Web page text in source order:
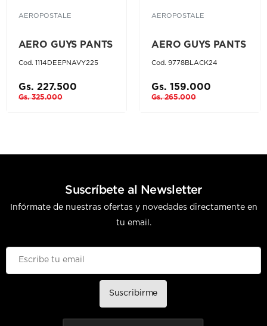
AEROPOSTALE
AERO GUYS PANTS
Cod. 1114DEEPNAVY225
Gs. 227.500
Gs. 325.000
AEROPOSTALE
AERO GUYS PANTS
Cod. 9778BLACK24
Gs. 159.000
Gs. 265.000
Suscríbete al Newsletter
Infórmate de nuestras ofertas y novedades directamente en
tu email.
Suscribirme